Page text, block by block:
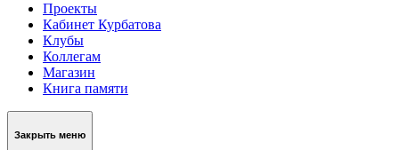
Проекты
Кабинет Курбатова
Клубы
Коллегам
Магазин
Книга памяти
Закрыть меню